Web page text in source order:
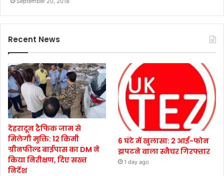
Recent News
देहरादून ट्रैफिक जाम से
मिलेगी मुक्ति: 12 किमी
ग्रीनफील्ड बाईपास का DM ने
किया निरीक्षण, दिए सख्त
निर्देश
6 घंटे में खुलासा: 2 आई-फोन
झपटने वाला स्नैचर गिरफ्तार
1 day ago